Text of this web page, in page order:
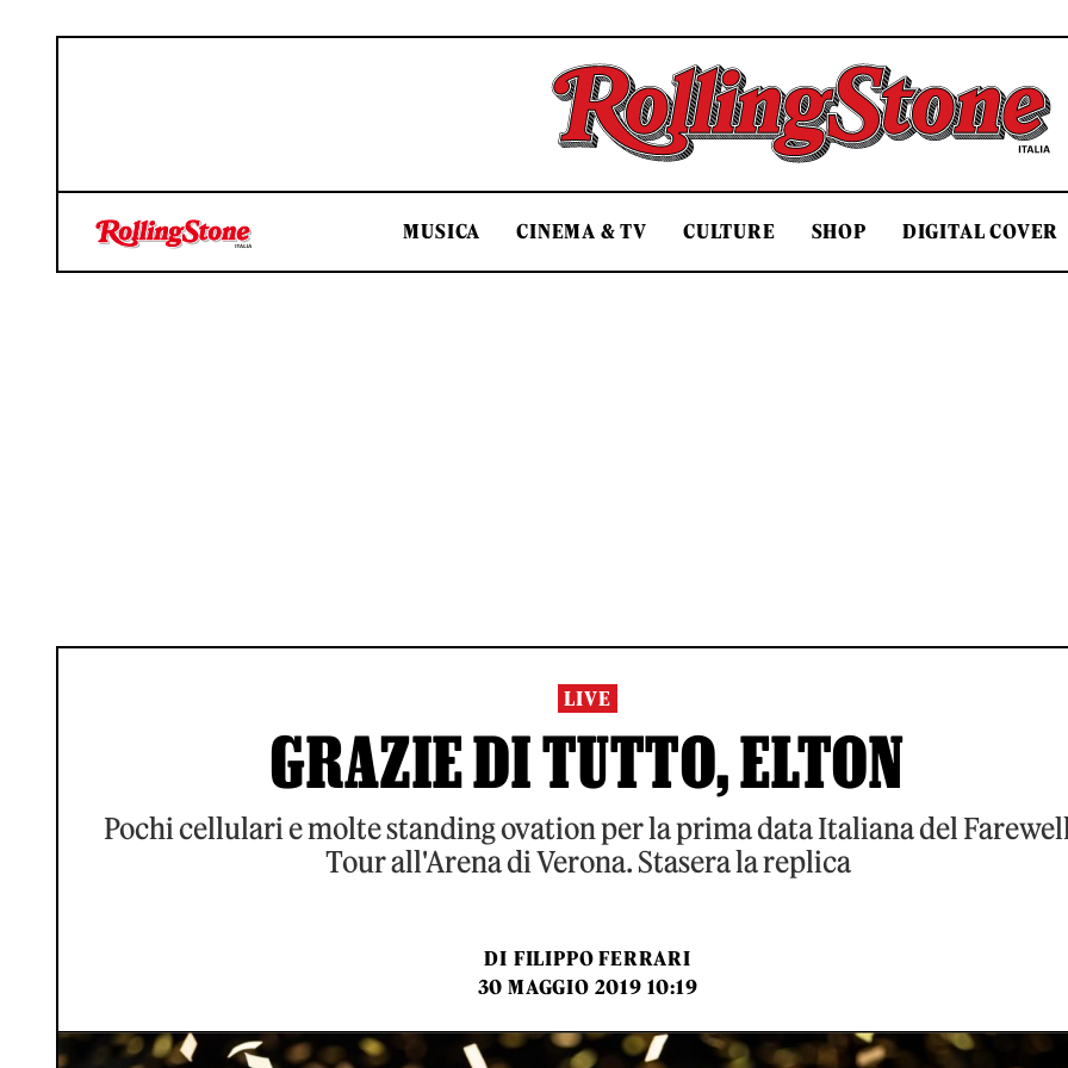
Rolling Stone Italia
MUSICA CINEMA & TV CULTURE SHOP DIGITAL COVER
LIVE
GRAZIE DI TUTTO, ELTON
Pochi cellulari e molte standing ovation per la prima data Italiana del
Tour all'Arena di Verona. Stasera la replica
DI FILIPPO FERRARI
30 MAGGIO 2019 10:19